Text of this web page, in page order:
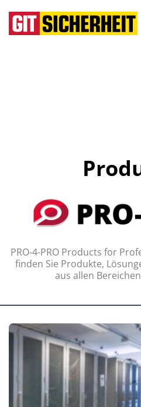
PRO-4-PRO Products for
finden Sie Produkte,
aus allen